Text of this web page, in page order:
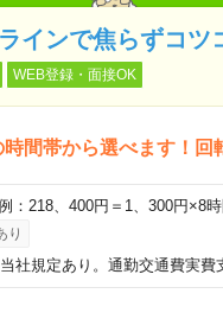
インで焦らずコツ
WEB登録・面接OK
間帯から選べます！回
：218、400円＝1、300円×8
り
社規定あり。通勤交通費実